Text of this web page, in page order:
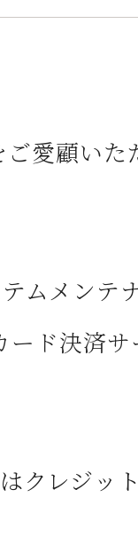
愛顧いた
ムメンテ
ド決済
クレジッ